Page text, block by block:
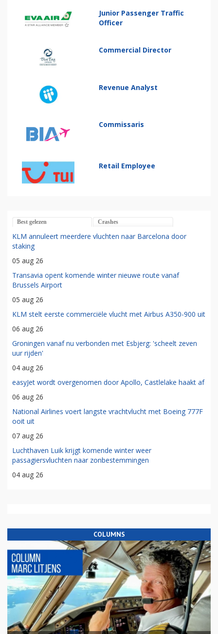
Junior Passenger Traffic
Officer
Commercial Director
Revenue Analyst
Commissaris
Retail Employee
Best gelezen Crashes
KLM annuleert meerdere vluchten naar Barcelona door
staking
05 aug 26
Transavia opent komende winter nieuwe route vanaf
Brussels Airport
05 aug 26
KLM stelt eerste commerciële vlucht met Airbus A350-900 uit
06 aug 26
Groningen vanaf nu verbonden met Esbjerg: 'scheelt zeven
uur rijden'
04 aug 26
easyJet wordt overgenomen door Apollo, Castlelake haakt af
06 aug 26
National Airlines voert langste vrachtvlucht met Boeing 777F
ooit uit
07 aug 26
Luchthaven Luik krijgt komende winter weer
passagiersvluchten naar zonbestemmingen
04 aug 26
COLUMNS